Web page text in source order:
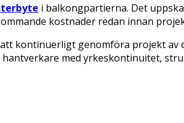
i balkongpartierna. Det
kostnader redan innan
kontinuerligt genomföra projekt av
med yrkeskontinuitet,